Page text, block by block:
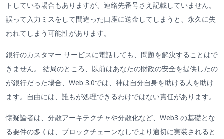
トしている場合もありますが、連絡先番号さえ記載していません。
誤って入力ミスをして間違った口座に送金してしまうと、永久に失
われてしまう可能性があります。
銀行のカスタマー サービスに電話しても、問題を解決することはで
きません。 結局のところ、以前はあなたの財政の安全を提供したの
が銀行だった場合、Web 3.0では、神は自分自身を助ける人を助け
ます。自由には、誰もが処理できるわけではない責任があります。
懐疑論者は、分散アーキテクチャや分散化など、Web3 の基礎とな
る要件の多くは、ブロックチェーンなしでより適切に実装されると